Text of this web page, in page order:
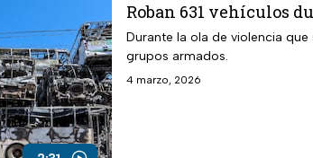
Roban 631 vehículos
Durante la ola de violencia
grupos armados.
4 marzo, 2026